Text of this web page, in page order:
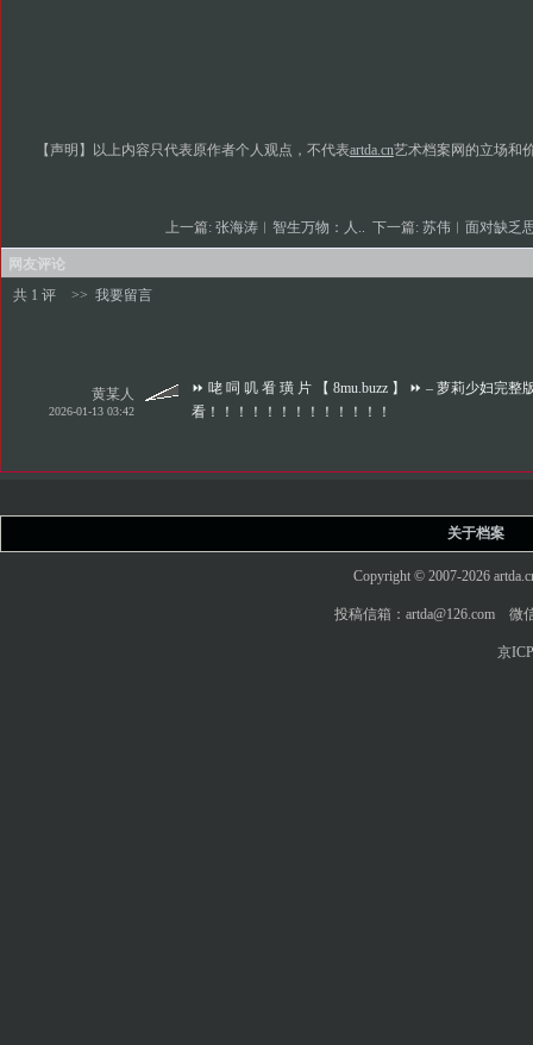
【声明】以上内容只代表原作者个人观点，不代表artda.cn艺术档案网的立场和
上一篇:张海涛︱智生万物：人.. 下一篇:苏伟︱面对缺乏
网友评论
共 1 评
>> 我要留言
黄某人
2026-01-13 03:42
⏩ 咾 呞 叽 㸔 璜 片 【 8mu.buzz 】 ⏩ – 萝莉少妇完整
看！！！！！！！！！！！！！
关于档案
Copyright © 2007-2026
投稿信箱：artda@126.com 微
京